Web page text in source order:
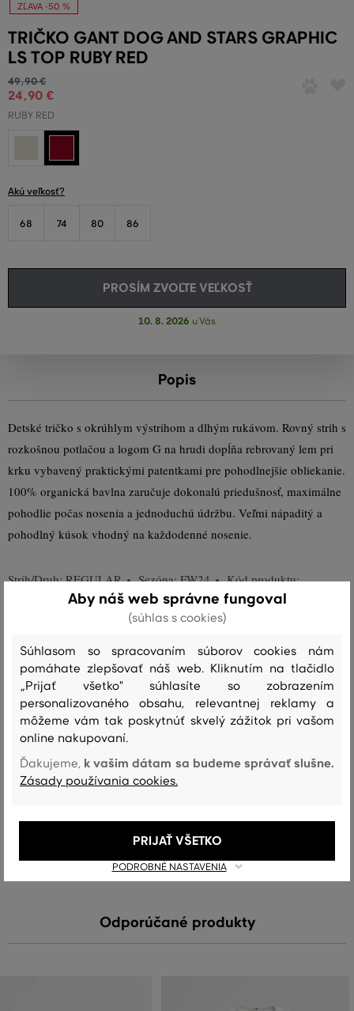
ZĽAVA -50 %
TRIČKO GANT DOG AND STARS GRAPHIC
LS TOP RUBY RED
49,90 €
24,90 €
RUBY RED
Akú veľkosť?
68 74 80 86
PROSÍM ZVOĽTE VEĽKOSŤ
10. 8. 2026 u Vás
Popis
Detské tričko s okrúhlym výstrihom a dlhým rukávom. Rovný strih s
rozkošnou potlačou a logom G na hrudi dopĺňa rebrovaný lem pri
krku vybavený praktickými patentkami pre pohodlnejšie obliekanie.
100% organická bavlna zaručuje dokonalú priedušnosť, maximálne
pohodlie počas nosenia a jednoduchú údržbu. Veľmi nápaditý a
pohodlný kúsok vhodný na každodenné nosenie.
Strih/Druh:REGULAR Sezóna: FW24
Kód produktu:
505198-624-GN-630
Zloženie
vrchný materiál
ORGANICKÁ BAVLNA
100 %
SUŠENIE ŽEHLENIE
Odporúčané produkty
Aby náš web správne fungoval
(súhlas s cookies)
Súhlasom so spracovaním súborov cookies nám
pomáhate zlepšovať náš web. Kliknutím na tlačidlo
„Prijať všetko" súhlasíte so zobrazením
personalizovaného obsahu, relevantnej reklamy a
môžeme vám tak poskytnúť skvelý zážitok pri vašom
online nakupovaní.
Ďakujeme, k vašim dátam sa budeme správať slušne.
Zásady používania cookies.
PODROBNÉ NASTAVENIA
PRIJAŤ VŠETKO